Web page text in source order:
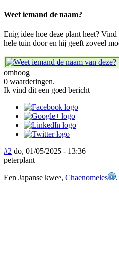
Weet iemand de naam?
Enig idee hoe deze plant heet?
hele tuin door en hij geeft zoveel
omhoog
0 waarderingen.
Ik vind dit een goed bericht
#2 do, 01/05/2025 - 13:36
peterplant
Een Japanse kwee, Chaenomeles .